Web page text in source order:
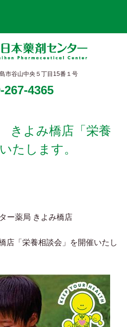
市谷山中央５丁目15番１号
267-4365
きよみ橋店「栄養
たします。
ー薬局 きよみ橋店
「栄養相談会」を開催いたし